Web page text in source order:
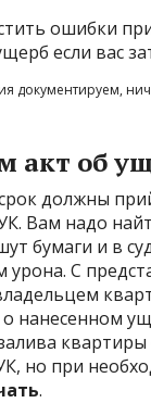
документируем,
акт об
должны
Вам надо
бумаги и в
урона. С
о нанесенном
квартиры
но при
.